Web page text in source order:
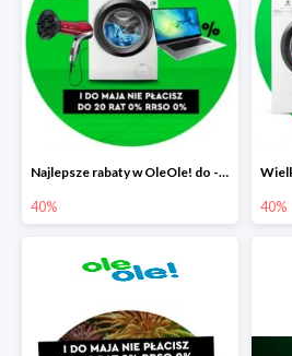
Najlepsze rabaty w OleOle! do -40%
40% 40%